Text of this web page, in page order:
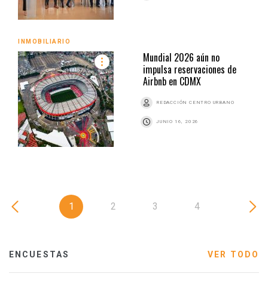
INMOBILIARIO
Mundial 2026 aún no
impulsa reservaciones de
Airbnb en CDMX
REDACCIÓN CENTRO URBANO
JUNIO 16, 2026
1 2 3 4
ENCUESTAS VER TODO